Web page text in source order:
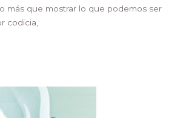
más que mostrar lo que podemos ser
codicia,